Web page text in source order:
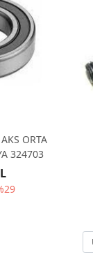
ORTA
324703